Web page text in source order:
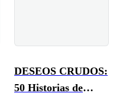
DESEOS CRUDOS:
50 Historias de